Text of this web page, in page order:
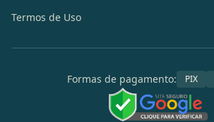
Termos de Uso
Formas de pagamento: PIX